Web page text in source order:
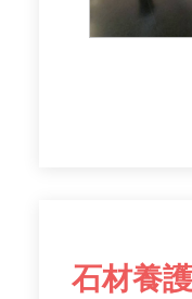
石材養護